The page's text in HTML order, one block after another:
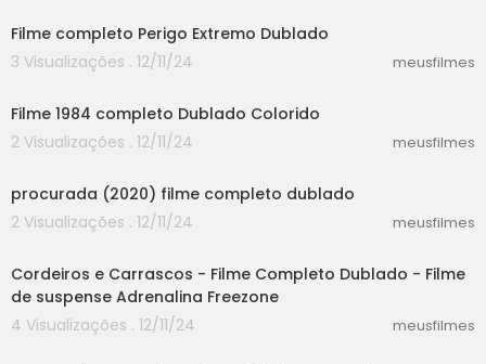
Filme completo Perigo Extremo Dublado
3 Visualizações . 12/11/24
meusfilmes
Filme 1984 completo Dublado Colorido
2 Visualizações . 12/11/24
meusfilmes
procurada (2020) filme completo dublado
2 Visualizações . 12/11/24
meusfilmes
Cordeiros e Carrascos - Filme Completo Dublado - Filme
de suspense Adrenalina Freezone
4 Visualizações . 12/11/24
meusfilmes